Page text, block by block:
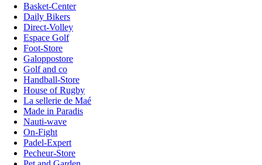
Basket-Center
Daily Bikers
Direct-Volley
Espace Golf
Foot-Store
Galoppostore
Golf and co
Handball-Store
House of Rugby
La sellerie de Maé
Made in Paradis
Nauti-wave
On-Fight
Padel-Expert
Pecheur-Store